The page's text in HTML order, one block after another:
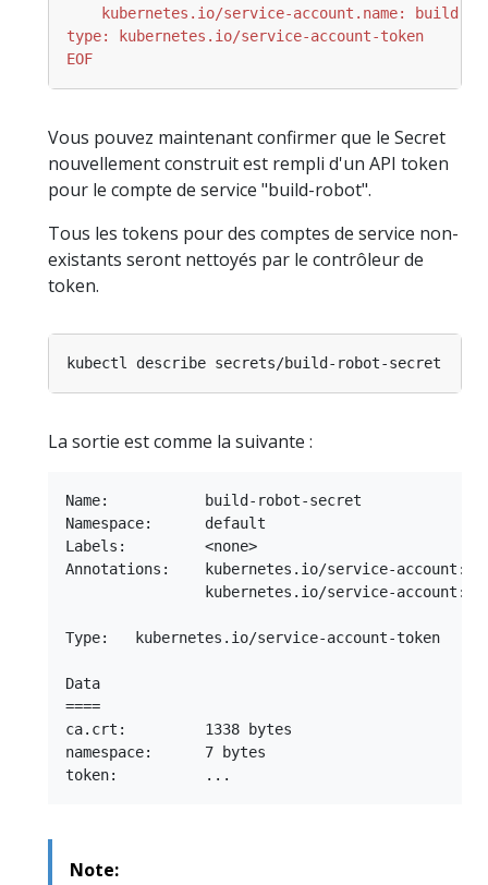
EOF
Vous pouvez maintenant confirmer que le Secret
nouvellement construit est rempli d'un API token
pour le compte de service "build-robot".
Tous les tokens pour des comptes de service non-
existants seront nettoyés par le contrôleur de
token.
La sortie est comme la suivante :
Name:           build-robot-secret
Namespace:      default
Labels:         <none>
Annotations:    kubernetes.io/service-account:
kubernetes.io/service-account:
Type:   kubernetes.io/service-account-token
Data
====
ca.crt:         1338 bytes
namespace:      7 bytes
Note: